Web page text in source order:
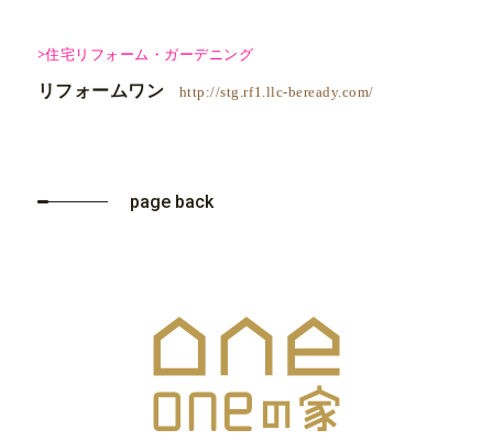
>住宅リフォーム・ガーデニング
リフォームワン http://stg.rf1.llc-beready.com/
page back